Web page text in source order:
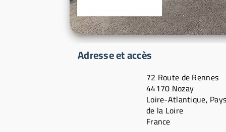
Adresse et accès
72 Route de Rennes
44170 Nozay
Loire-Atlantique, Pays
de la Loire
France